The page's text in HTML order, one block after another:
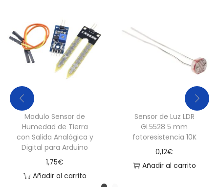
Modulo Sensor de
Humedad de Tierra
con Salida Analógica y
Digital para Arduino
1,75€
Añadir al carrito
Sensor de Luz LDR
GL5528 5 mm
fotoresistencia 10K
0,12€
Añadir al carrito